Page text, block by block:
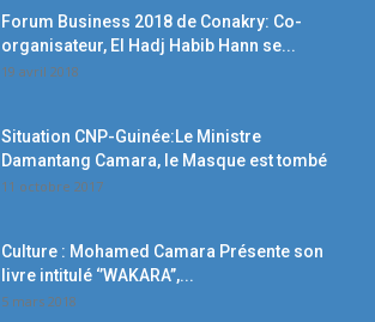
Forum Business 2018 de Conakry: Co-
organisateur, El Hadj Habib Hann se...
19 avril 2018
Situation CNP-Guinée:Le Ministre
Damantang Camara, le Masque est tombé
11 octobre 2017
Culture : Mohamed Camara Présente son
livre intitulé ‘’WAKARA’’,...
5 mars 2018